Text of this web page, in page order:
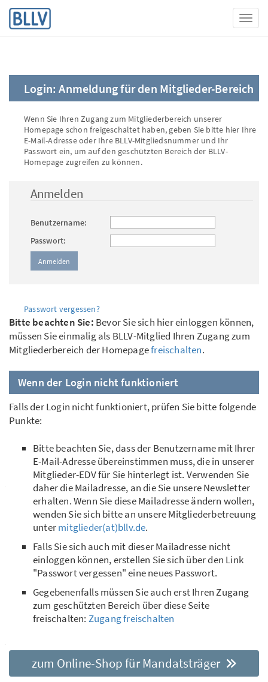
Login: Anmeldung für den Mitglieder-Bereich
Wenn Sie Ihren Zugang zum Mitgliederbereich unserer
Homepage schon freigeschaltet haben, geben Sie bitte hier Ihre
E-Mail-Adresse oder Ihre BLLV-Mitgliedsnummer und Ihr
Passwort ein, um auf den geschützten Bereich der BLLV-
Homepage zugreifen zu können.
Anmelden
Benutzername:
Passwort:
Passwort vergessen?
Bitte beachten Sie: Bevor Sie sich hier einloggen können,
müssen Sie einmalig als BLLV-Mitglied Ihren Zugang zum
Mitgliederbereich der Homepagefreischalten.
Wenn der Login nicht funktioniert
Falls der Login nicht funktioniert, prüfen Sie bitte folgende
Punkte:
Bitte beachten Sie, dass der Benutzername mit Ihrer
E-Mail-Adresse übereinstimmen muss, die in unserer
Mitglieder-EDV für Sie hinterlegt ist. Verwenden Sie
daher die Mailadresse, an die Sie unsere Newsletter
erhalten. Wenn Sie diese Mailadresse ändern wollen,
wenden Sie sich bitte an unsere Mitgliederbetreuung
untermitglieder(at)bllv.de.
Falls Sie sich auch mit dieser Mailadresse nicht
einloggen können, erstellen Sie sich über den Link
"Passwort vergessen" eine neues Passwort.
Gegebenenfalls müssen Sie auch erst Ihren Zugang
zum geschützten Bereich über diese Seite
freischalten: Zugang freischalten
zum Online-Shop für Mandatsträger